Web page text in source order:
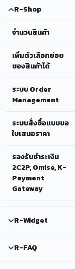
R-Shop
จำนวนสินค้า
เพิ่มตัวเลือกย่อย
ของสินค้าได้
ระบบ Order
Management
ระบบสั่งซื้อแบบขอ
ใบเสนอราคา
รองรับชำระเงิน
2C2P, Omise, K-
Payment
Gateway
R-Widget
R-FAQ